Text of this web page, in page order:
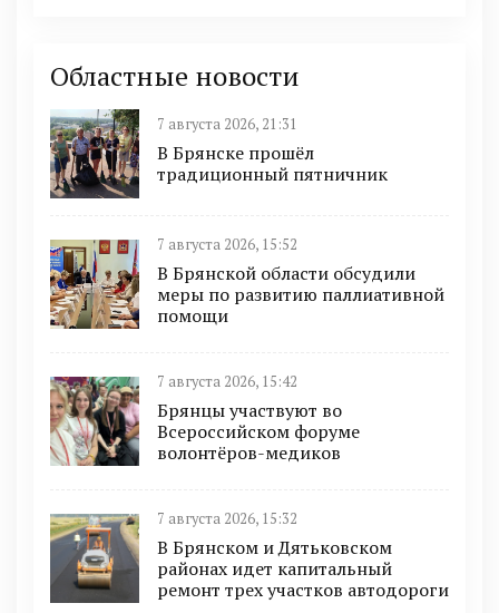
Областные новости
7 августа 2026, 21:31
В Брянске прошёл
традиционный пятничник
7 августа 2026, 15:52
В Брянской области обсудили
меры по развитию паллиативной
помощи
7 августа 2026, 15:42
Брянцы участвуют во
Всероссийском форуме
волонтёров-медиков
7 августа 2026, 15:32
В Брянском и Дятьковском
районах идет капитальный
ремонт трех участков автодороги